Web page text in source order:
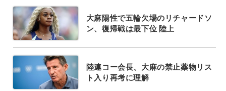
大麻陽性で五輪欠場のリチャードソ
ン、復帰戦は最下位 陸上
陸連コー会長、大麻の禁止薬物リス
ト入り再考に理解